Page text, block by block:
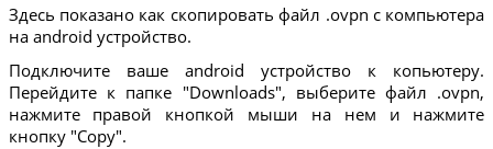
Здесь показано как скопировать файл .ovpn с компьютера
на android устройство.
Подключите ваше android устройство к копьютеру.
Перейдите к папке "Downloads", выберите файл .ovpn,
нажмите правой кнопкой мыши на нем и нажмите
кнопку "Copy".